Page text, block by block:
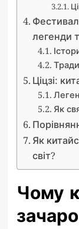
легенди
Ціцзі:
Як
Як
світ?
Чому